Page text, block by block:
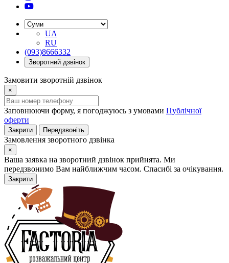
UA
RU
(093)8666332
Зворотний дзвінок
Замовити зворотній дзвінок
×
Заповнюючи форму, я погоджуюсь з умовами Публічної
оферти
Закрити Передзвоніть
Замовлення зворотного дзвінка
×
Ваша заявка на зворотний дзвінок прийнята. Ми
передзвонимо Вам найближчим часом. Спасибі за очікування.
Закрити